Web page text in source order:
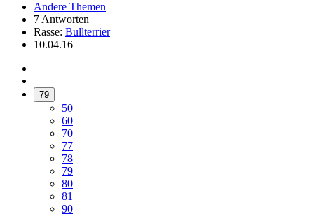
Andere Themen
7 Antworten
Rasse: Bullterrier
10.04.16
79
50
60
70
77
78
79
80
81
90